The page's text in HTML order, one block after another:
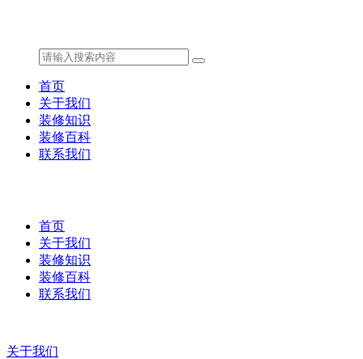
首页
关于我们
装修知识
装修百科
联系我们
首页
关于我们
装修知识
装修百科
联系我们
关于我们